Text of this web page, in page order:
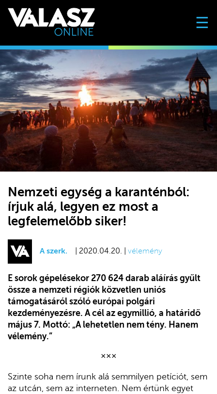
☰
Nemzeti egység a karanténból:
írjuk alá, legyen ez most a
legfelemelőbb siker!
A szerk. | 2020.04.20. | vélemény
E sorok gépelésekor 270 624 darab aláírás gyűlt
össze a nemzeti régiók közvetlen uniós
támogatásáról szóló európai polgári
kezdeményezésre. A cél az egymillió, a határidő
május 7. Mottó: „A lehetetlen nem tény. Hanem
vélemény.”
×××
Szinte soha nem írunk alá semmilyen petíciót, sem
az utcán, sem az interneten. Nem értünk egyet